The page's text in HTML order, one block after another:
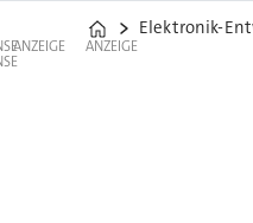
Home
Elektronik-
ANZEIGE ANZEIGE